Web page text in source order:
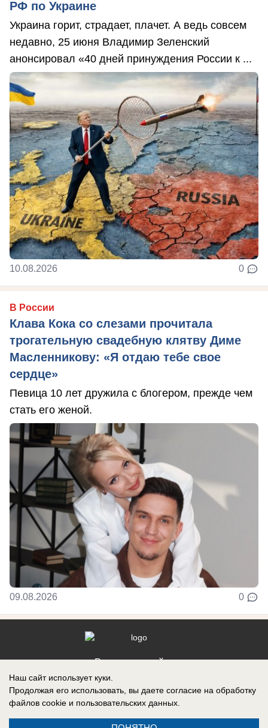
РФ по Украине
Украина горит, страдает, плачет. А ведь совсем
недавно, 25 июня Владимир Зеленский
анонсировал «40 дней принуждения России к ...
10.08.2026 0
В России
Клава Кока со слезами прочитала
трогательную свадебную клятву Диме
Масленникову: «Я отдаю тебе свое
сердце»
Певица 10 лет дружила с блогером, прежде чем
стать его женой.
09.08.2026 0
Реклама на сайте
Наш сайт использует куки.
Продолжая его использовать, вы даете согласие на обработку
файлов cookie и пользовательских данных.